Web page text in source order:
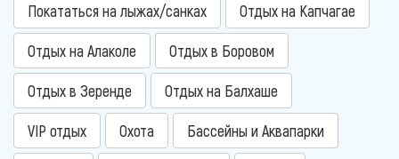
Покататься на лыжах/санках Отдых на Капчагае
Отдых на Алаколе Отдых в Боровом
Отдых в Зеренде Отдых на Балхаше
VIP отдых Охота Бассейны и Аквапарки